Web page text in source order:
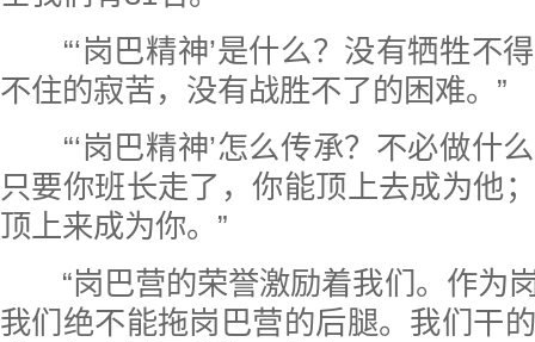
“‘岗巴精神’是什么？没有牺牲不
不住的寂苦，没有战胜不了的困难。”
“‘岗巴精神’怎么传承？不必做什
只要你班长走了，你能顶上去成为他
顶上来成为你。”
“岗巴营的荣誉激励着我们。作为
我们绝不能拖岗巴营的后腿。我们干